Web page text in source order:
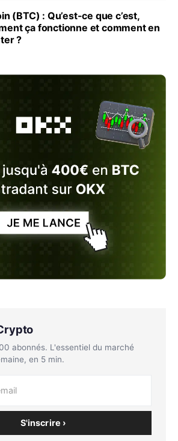
(BTC) : Qu’est-ce que c’est,
ça fonctionne et comment en
?
abonnés. L'essentiel du marché
en 5 min.
S'inscrire ›